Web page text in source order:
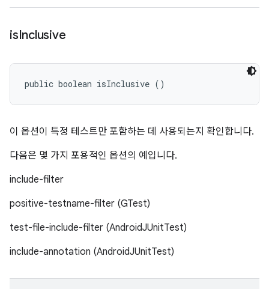
isInclusive
public boolean isInclusive ()
이 옵션이 특정 테스트만 포함하는 데 사용되는지 확인합니다.
다음은 몇 가지 포용적인 옵션의 예입니다.
include-filter
positive-testname-filter (GTest)
test-file-include-filter (AndroidJUnitTest)
include-annotation (AndroidJUnitTest)